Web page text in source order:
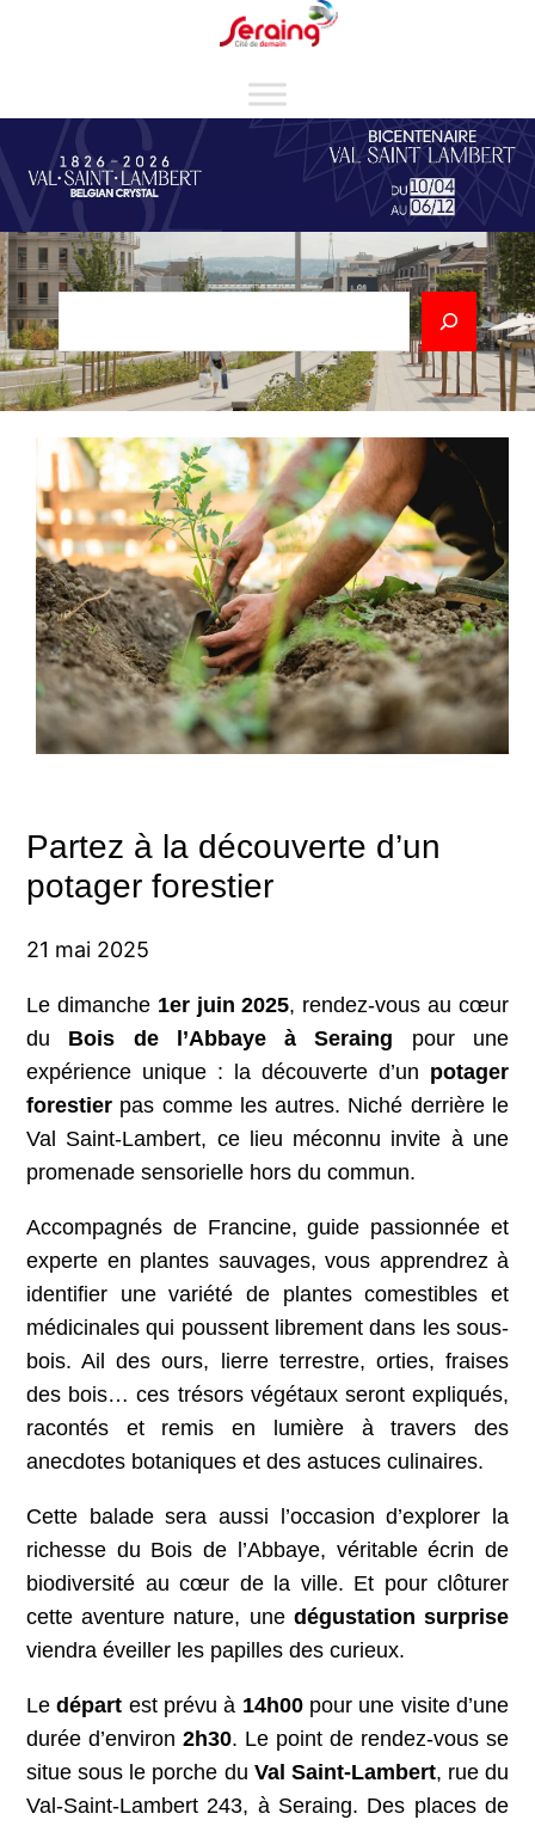
Rechercher
Partez à la découverte d’un
potager forestier
21 mai 2025
Le dimanche 1er juin 2025, rendez-vous au cœur
du Bois de l’Abbaye à Seraing pour une
expérience unique : la découverte d’un potager
forestier pas comme les autres. Niché derrière le
Val Saint-Lambert, ce lieu méconnu invite à une
promenade sensorielle hors du commun.
Accompagnés de Francine, guide passionnée et
experte en plantes sauvages, vous apprendrez à
identifier une variété de plantes comestibles et
médicinales qui poussent librement dans les sous-
bois. Ail des ours, lierre terrestre, orties, fraises
des bois… ces trésors végétaux seront expliqués,
racontés et remis en lumière à travers des
anecdotes botaniques et des astuces culinaires.
Cette balade sera aussi l’occasion d’explorer la
richesse du Bois de l’Abbaye, véritable écrin de
biodiversité au cœur de la ville. Et pour clôturer
cette aventure nature, une dégustation surprise
viendra éveiller les papilles des curieux.
Ledépart est prévu à 14h00pour une visite d’une
durée d’environ 2h30. Le point de rendez-vous se
situe sous le porche du Val Saint-Lambert, rue du
Val-Saint-Lambert 243, à Seraing. Des places de
Cookies management panel